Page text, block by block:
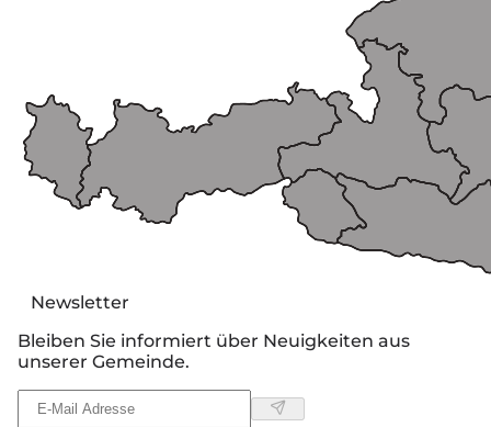
Newsletter
Bleiben Sie informiert über Neuigkeiten aus
unserer Gemeinde.